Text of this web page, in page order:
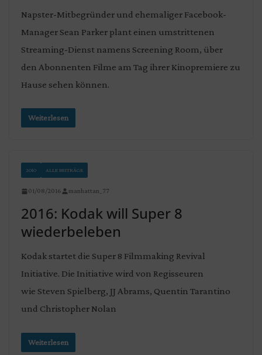
Napster-Mitbegründer und ehemaliger Facebook-
Manager Sean Parker plant einen umstrittenen
Streaming-Dienst namens Screening Room, über
den Abonnenten Filme am Tag ihrer Kinopremiere zu
Hause sehen können.
Weiterlesen
2010 ALLE BEITRÄGE
01/08/2016 manhattan_77
2016: Kodak will Super 8
wiederbeleben
Kodak startet die Super 8 Filmmaking Revival
Initiative. Die Initiative wird von Regisseuren
wie Steven Spielberg, JJ Abrams, Quentin Tarantino
und Christopher Nolan
Weiterlesen